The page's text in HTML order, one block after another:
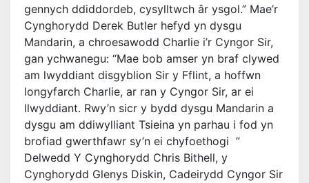
gennych ddiddordeb, cysylltwch âr ysgol.” Mae’r
Cynghorydd Derek Butler hefyd yn dysgu
Mandarin, a chroesawodd Charlie i’r Cyngor Sir,
gan ychwanegu: “Mae bob amser yn braf clywed
am lwyddiant disgyblion Sir y Fflint, a hoffwn
longyfarch Charlie, ar ran y Cyngor Sir, ar ei
llwyddiant. Rwy’n sicr y bydd dysgu Mandarin a
dysgu am ddiwylliant Tsieina yn parhau i fod yn
brofiad gwerthfawr sy’n ei chyfoethogi ”
Delwedd Y Cynghorydd Chris Bithell, y
Cynghorydd Glenys Diskin, Cadeirydd Cyngor Sir